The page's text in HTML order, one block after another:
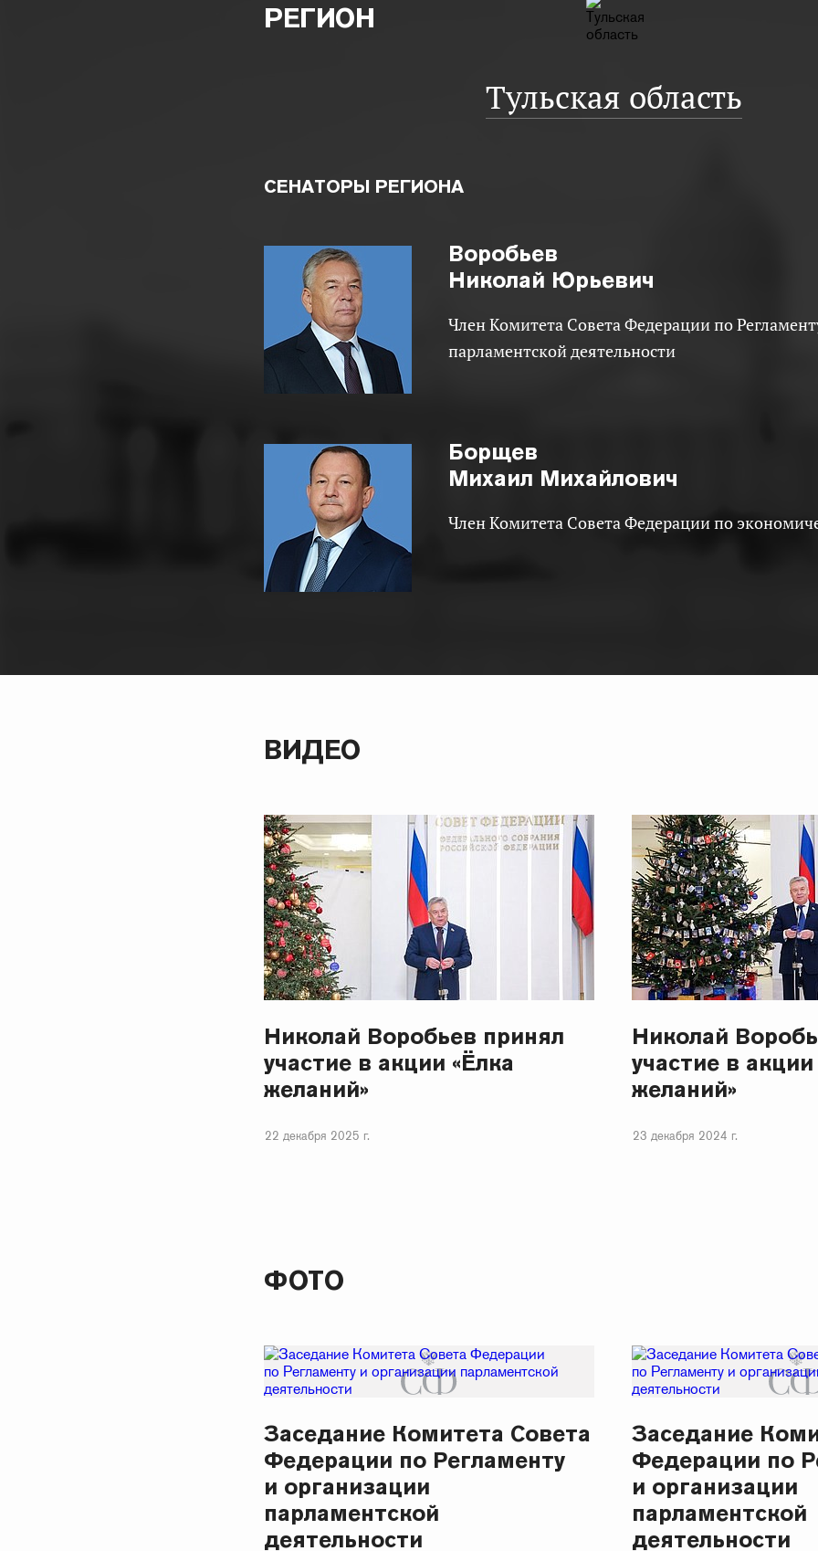
РЕГИОН
Тульская область
СЕНАТОРЫ РЕГИОНА
Воробьев
Николай Юрьевич
Член Комитета Совета Федерации по Регламенту и организации
парламентской деятельности
Борщев
Михаил Михайлович
Член Комитета Совета Федерации по
ВИДЕО
Николай Воробьев принял
участие в акции «Ёлка
желаний»
22 декабря 2025 г.
Николай
участие в
желаний»
23 декабря 2024 г.
ФОТО
Заседание Комитета Совета
Федерации по Регламенту
и организации
парламентской
деятельности
Заседание
Федерации по
и организации
парламентской
деятельности